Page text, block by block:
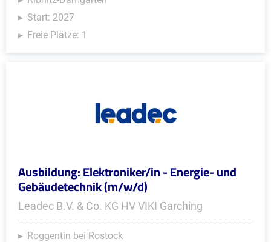
Start: 2027
Freie Plätze: 1
Ausbildung: Elektroniker/in - Energie- und
Gebäudetechnik (m/w/d)
Leadec B.V. & Co. KG HV VIKI Garching
Roggentin bei Rostock